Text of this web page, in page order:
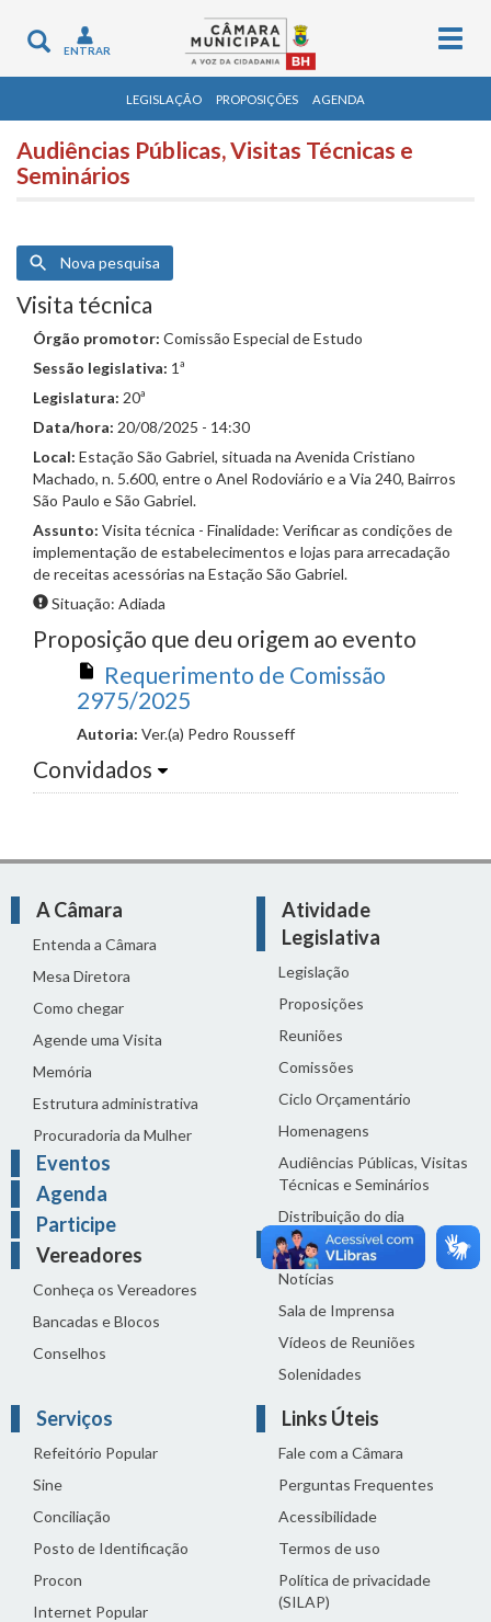
Toggle
navigation
ENTRAR
LEGISLAÇÃO PROPOSIÇÕES AGENDA
Audiências Públicas, Visitas Técnicas e
Seminários
Nova pesquisa
Visita técnica
Órgão promotor: Comissão Especial de Estudo
Sessão legislativa: 1ª
Legislatura: 20ª
Data/hora: 20/08/2025 - 14:30
Local: Estação São Gabriel, situada na Avenida Cristiano
Machado, n. 5.600, entre o Anel Rodoviário e a Via 240, Bairros
São Paulo e São Gabriel.
Assunto: Visita técnica - Finalidade: Verificar as condições de
implementação de estabelecimentos e lojas para arrecadação
de receitas acessórias na Estação São Gabriel.
Situação: Adiada
Proposição que deu origem ao evento
Requerimento de Comissão
2975/2025
Autoria: Ver.(a) Pedro Rousseff
Convidados
A Câmara
Entenda a Câmara
Mesa Diretora
Como chegar
Agende uma Visita
Memória
Estrutura administrativa
Procuradoria da Mulher
Eventos
Agenda
Participe
Vereadores
Conheça os Vereadores
Bancadas e Blocos
Conselhos
Atividade
Legislativa
Legislação
Proposições
Reuniões
Comissões
Ciclo Orçamentário
Homenagens
Audiências Públicas, Visitas
Técnicas e Seminários
Distribuição do dia
Comunicação
Notícias
Sala de Imprensa
Vídeos de Reuniões
Solenidades
Serviços
Refeitório Popular
Sine
Conciliação
Posto de Identificação
Procon
Internet Popular
Links Úteis
Fale com a Câmara
Perguntas Frequentes
Acessibilidade
Termos de uso
Política de privacidade
(SILAP)